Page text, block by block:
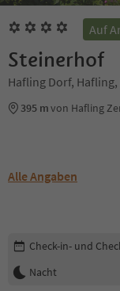
Auf
Steinerhof
Hafling Dorf,
395 mvon Hafling
Alle Angaben
Buchungsdetails
Check-in- und
Nacht